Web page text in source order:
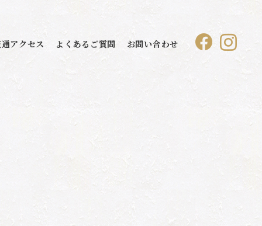
アクセス よくあるご質問 お問い合わせ